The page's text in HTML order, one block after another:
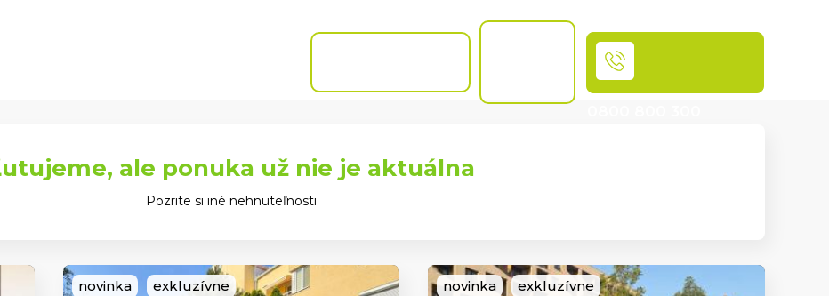
ale ponuka už nie je aktuálna
Pozrite si iné nehnuteľnosti
novinka exkluzívne novinka exkluzívne